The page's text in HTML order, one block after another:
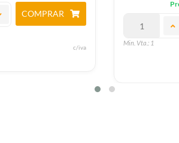
COMPRAR
c/iva
Min. Vta.: 1